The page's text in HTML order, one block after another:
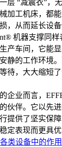
层 “减震衣”，
加工机床，都
，从而延长设备
机器支撑同
产车间，它能
静的工作环境
待，大大缩短
企业而言，
伙伴。它以先
提供了坚实保
定表现而更具优
类设备中的作用